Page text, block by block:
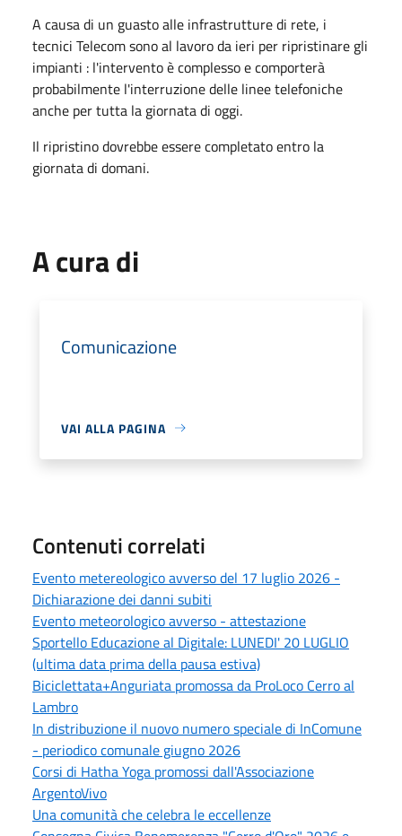
A causa di un guasto alle infrastrutture di rete, i
tecnici Telecom sono al lavoro da ieri per ripristinare gli
impianti : l'intervento è complesso e comporterà
probabilmente l'interruzione delle linee telefoniche
anche per tutta la giornata di oggi.
Il ripristino dovrebbe essere completato entro la
giornata di domani.
A cura di
Comunicazione
VAI ALLA PAGINA
Contenuti correlati
Evento metereologico avverso del 17 luglio 2026 -
Dichiarazione dei danni subiti
Evento meteorologico avverso - attestazione
Sportello Educazione al Digitale: LUNEDI' 20 LUGLIO
(ultima data prima della pausa estiva)
Biciclettata+Anguriata promossa da ProLoco Cerro al
Lambro
In distribuzione il nuovo numero speciale di InComune
- periodico comunale giugno 2026
Corsi di Hatha Yoga promossi dall'Associazione
ArgentoVivo
Una comunità che celebra le eccellenze